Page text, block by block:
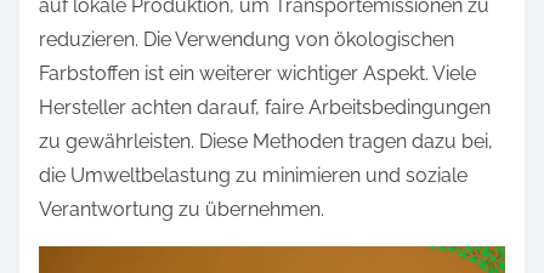
auf lokale Produktion, um Transportemissionen zu
reduzieren. Die Verwendung von ökologischen
Farbstoffen ist ein weiterer wichtiger Aspekt. Viele
Hersteller achten darauf, faire Arbeitsbedingungen
zu gewährleisten. Diese Methoden tragen dazu bei,
die Umweltbelastung zu minimieren und soziale
Verantwortung zu übernehmen.